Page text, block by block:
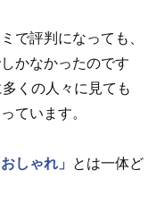
で評判になっても、
かなかったのです
くの人々に見ても
ています。
おしゃれ」
とは一体ど